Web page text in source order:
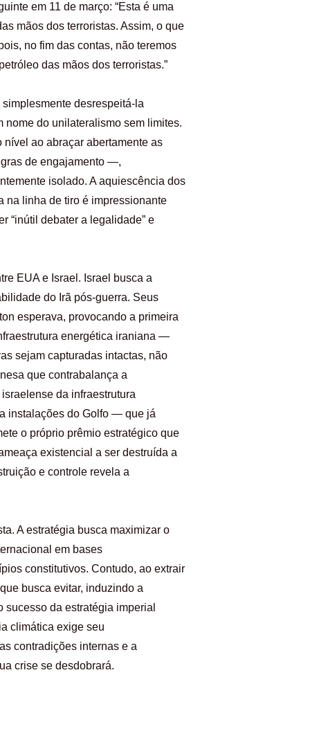
em 11 de março: “Esta é uma
mãos dos terroristas. Assim, o que
no fim das contas, não teremos
das mãos dos terroristas.”
desrespeitá-la
nome do unilateralismo sem limites.
ao abraçar abertamente as
de engajamento —,
isolado. A aquiescência dos
na linha de tiro é impressionante
“inútil debater a legalidade” e
EUA e Israel. Israel busca a
do Irã pós-guerra. Seus
esperava, provocando a primeira
energética iraniana —
sejam capturadas intactas, não
que contrabalança a
da infraestrutura
instalações do Golfo — que já
o próprio prêmio estratégico que
existencial a ser destruída a
e controle revela a
A estratégia busca maximizar o
em bases
constitutivos. Contudo, ao extrair
busca evitar, induzindo a
da estratégia imperial
climática exige seu
contradições internas e a
crise se desdobrará.